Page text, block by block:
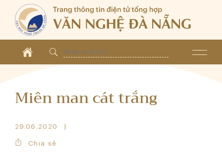
Miên man cát trắng
29.06.2020
Chia sẻ